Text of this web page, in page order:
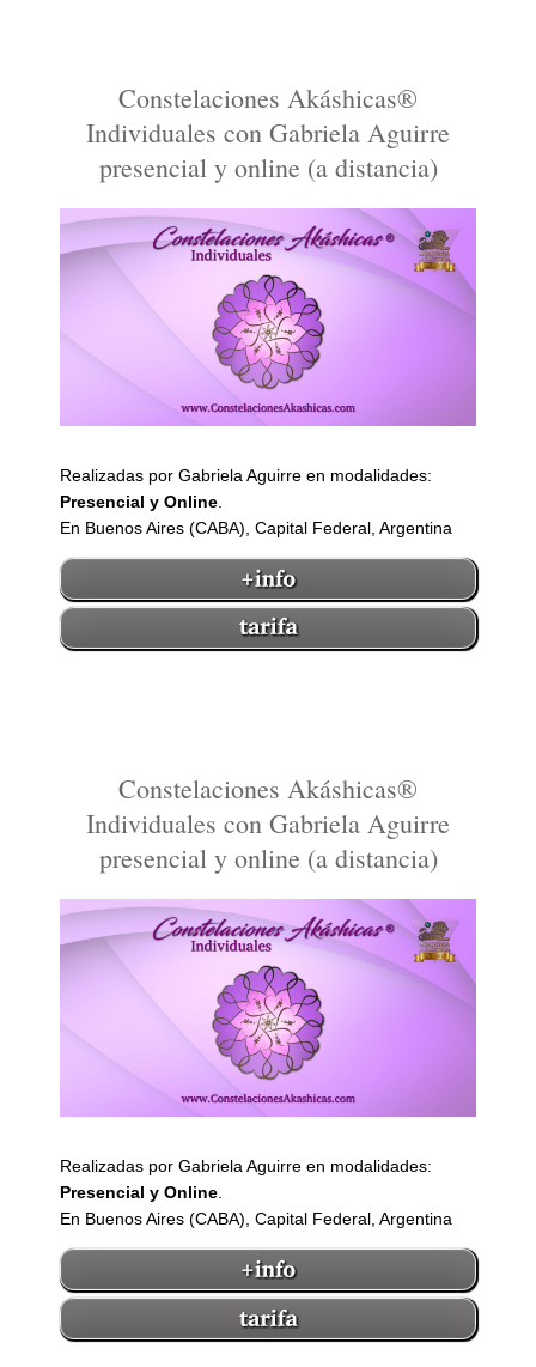
Constelaciones Akáshicas®
Individuales con Gabriela Aguirre
presencial y online (a distancia)
Realizadas por Gabriela Aguirre en modalidades:
Presencial y Online
En Buenos Aires (CABA), Capital Federal, Argentina
Constelaciones Akáshicas®
Individuales con Gabriela Aguirre
presencial y online (a distancia)
Realizadas por Gabriela Aguirre en modalidades:
Presencial y Online
En Buenos Aires (CABA), Capital Federal, Argentina